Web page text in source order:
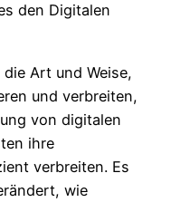
den Digitalen
Art und Weise,
und verbreiten,
von digitalen
ihre
verbreiten. Es
wie